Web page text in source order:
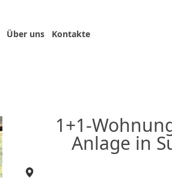
Über uns Kontakte
1+1-
Anlage in